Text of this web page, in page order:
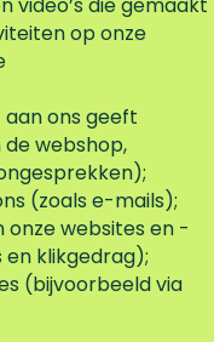
op onze
ons geeft
webshop,
(zoals e-mails);
websites en -
en klikgedrag);
(bijvoorbeeld via